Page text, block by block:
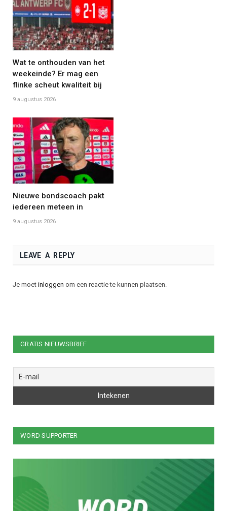
Wat te onthouden van het
weekeinde? Er mag een
flinke scheut kwaliteit bij
9 augustus 2026
Nieuwe bondscoach pakt
iedereen meteen in
9 augustus 2026
LEAVE A REPLY
Je moet inloggen om een reactie te kunnen plaatsen.
GRATIS NIEUWSBRIEF
WORD SUPPORTER